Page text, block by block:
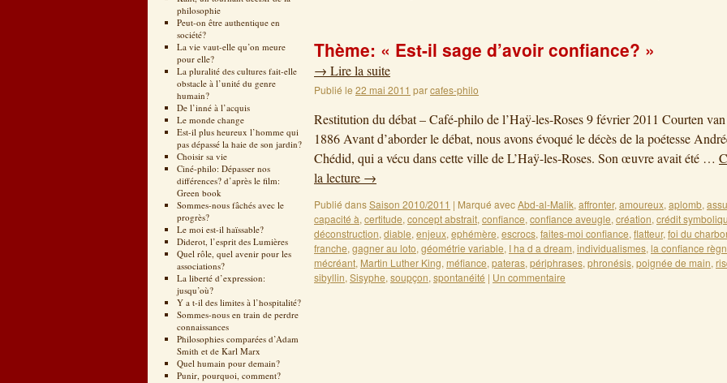
philosophie
Peut-on être authentique en
société?
La vie vaut-elle qu’on meure
pour elle?
La pluralité des cultures fait-elle
obstacle à l’unité du genre
humain?
De l’inné à l’acquis
Le monde change
Est-il plus heureux l’homme qui
pas dépassé la haie de son jardin?
Choisir sa vie
Ciné-philo: Dépasser nos
différences? d’après le film:
Green book
Sommes-nous fâchés avec le
progrès?
Le moi est-il haïssable?
Diderot, l’esprit des Lumières
Quel rôle, quel avenir pour les
associations?
La liberté d’expression:
jusqu’où?
Y a t-il des limites à l’hospitalité?
Sommes-nous en train de perdre
connaissances
Philosophies comparées d’Adam
Smith et de Karl Marx
Quel humain pour demain?
Punir, pourquoi, comment?
Thème: « Est-il sage d’avoir confiance? »
→ Lire la suite
Publié le 22 mai 2011 parcafes-philo
Restitution du débat – Café-philo de l’Haÿ-les-Roses 9 février 2011 Courten
1886 Avant d’aborder le débat, nous avons évoqué le décès de la poétesse
Chédid, qui a vécu dans cette ville de L’Haÿ-les-Roses. Son œuvre avait été …
la lecture →
Publié dansSaison 2010/2011 | Marqué avecAbd-al-Malik, affronter, amoureux, aplomb,
capacité à, certitude, concept abstrait, confiance, confiance aveugle, création, crédit
déconstruction, diable, enjeux, ephémère, escrocs, faites-moi confiance, flatteur, foi du
franche, gagner au loto, géométrie variable, I ha d a dream, individualismes, la confiance
mécréant, Martin Luther King, méfiance, pateras, périphrases, phronésis, poignée de main,
sibyllin, Sisyphe, soupçon, spontanéité | Un commentaire